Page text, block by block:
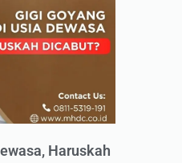
Haruskah